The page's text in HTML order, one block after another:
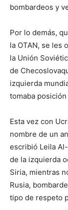
bombardeos y
Por lo demás,
la OTAN, se les
la Unión
de
izquierda
tomaba
Esta vez con
nombre de un
escribió Leila
de la izquierda
Siria, mientras
Rusia,
tipo de respeto